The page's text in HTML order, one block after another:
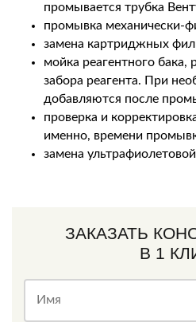
промывается трубка
промывка механически-
замена картриджных
мойка реагентного бака,
забора реагента. При
добавляются после
проверка и
именно, времени
замена
ЗАКАЗАТЬ
В 1
Имя